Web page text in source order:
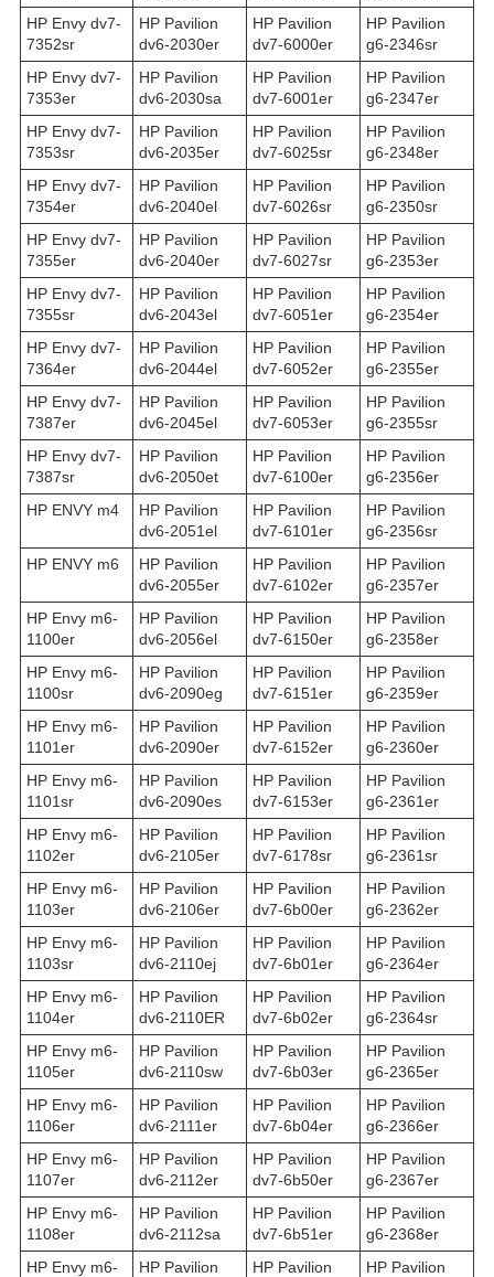
HP Envy dv7-
7352sr
HP Pavilion
dv6-2030er
HP Pavilion
dv7-6000er
HP Pavilion
g6-2346sr
HP Envy dv7-
7353er
HP Pavilion
dv6-2030sa
HP Pavilion
dv7-6001er
HP Pavilion
g6-2347er
HP Envy dv7-
7353sr
HP Pavilion
dv6-2035er
HP Pavilion
dv7-6025sr
HP Pavilion
g6-2348er
HP Envy dv7-
7354er
HP Pavilion
dv6-2040el
HP Pavilion
dv7-6026sr
HP Pavilion
g6-2350sr
HP Envy dv7-
7355er
HP Pavilion
dv6-2040er
HP Pavilion
dv7-6027sr
HP Pavilion
g6-2353er
HP Envy dv7-
7355sr
HP Pavilion
dv6-2043el
HP Pavilion
dv7-6051er
HP Pavilion
g6-2354er
HP Envy dv7-
7364er
HP Pavilion
dv6-2044el
HP Pavilion
dv7-6052er
HP Pavilion
g6-2355er
HP Envy dv7-
7387er
HP Pavilion
dv6-2045el
HP Pavilion
dv7-6053er
HP Pavilion
g6-2355sr
HP Envy dv7-
7387sr
HP Pavilion
dv6-2050et
HP Pavilion
dv7-6100er
HP Pavilion
g6-2356er
HP ENVY m4
HP Pavilion
dv6-2051el
HP Pavilion
dv7-6101er
HP Pavilion
g6-2356sr
HP ENVY m6
HP Pavilion
dv6-2055er
HP Pavilion
dv7-6102er
HP Pavilion
g6-2357er
HP Envy m6-
1100er
HP Pavilion
dv6-2056el
HP Pavilion
dv7-6150er
HP Pavilion
g6-2358er
HP Envy m6-
1100sr
HP Pavilion
dv6-2090eg
HP Pavilion
dv7-6151er
HP Pavilion
g6-2359er
HP Envy m6-
1101er
HP Pavilion
dv6-2090er
HP Pavilion
dv7-6152er
HP Pavilion
g6-2360er
HP Envy m6-
1101sr
HP Pavilion
dv6-2090es
HP Pavilion
dv7-6153er
HP Pavilion
g6-2361er
HP Envy m6-
1102er
HP Pavilion
dv6-2105er
HP Pavilion
dv7-6178sr
HP Pavilion
g6-2361sr
HP Envy m6-
1103er
HP Pavilion
dv6-2106er
HP Pavilion
dv7-6b00er
HP Pavilion
g6-2362er
HP Envy m6-
1103sr
HP Pavilion
dv6-2110ej
HP Pavilion
dv7-6b01er
HP Pavilion
g6-2364er
HP Envy m6-
1104er
HP Pavilion
dv6-2110ER
HP Pavilion
dv7-6b02er
HP Pavilion
g6-2364sr
HP Envy m6-
1105er
HP Pavilion
dv6-2110sw
HP Pavilion
dv7-6b03er
HP Pavilion
g6-2365er
HP Envy m6-
1106er
HP Pavilion
dv6-2111er
HP Pavilion
dv7-6b04er
HP Pavilion
g6-2366er
HP Envy m6-
1107er
HP Pavilion
dv6-2112er
HP Pavilion
dv7-6b50er
HP Pavilion
g6-2367er
HP Envy m6-
1108er
HP Pavilion
dv6-2112sa
HP Pavilion
dv7-6b51er
HP Pavilion
g6-2368er
HP Envy m6-
HP Pavilion
HP Pavilion
HP Pavilion